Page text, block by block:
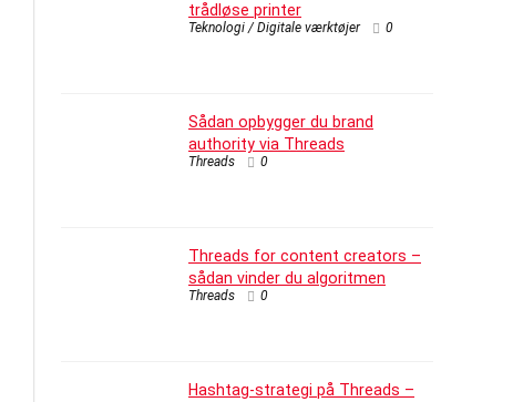
trådløse printer
Teknologi / Digitale værktøjer 0
Sådan opbygger du brand
authority via Threads
Threads 0
Threads for content creators –
sådan vinder du algoritmen
Threads 0
Hashtag-strategi på Threads –